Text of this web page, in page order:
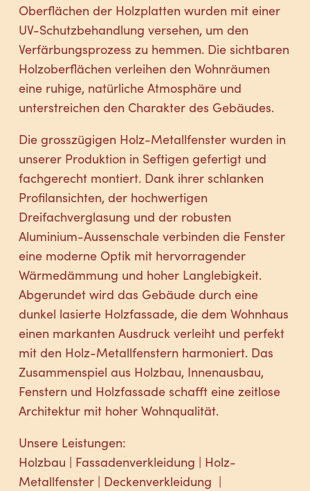
Oberflächen der Holzplatten wurden mit einer
UV-Schutzbehandlung versehen, um den
Verfärbungsprozess zu hemmen. Die sichtbaren
Holzoberflächen verleihen den Wohnräumen
eine ruhige, natürliche Atmosphäre und
unterstreichen den Charakter des Gebäudes.
Die grosszügigen Holz-Metallfenster wurden in
unserer Produktion in Seftigen gefertigt und
fachgerecht montiert. Dank ihrer schlanken
Profilansichten, der hochwertigen
Dreifachverglasung und der robusten
Aluminium-Aussenschale verbinden die Fenster
eine moderne Optik mit hervorragender
Wärmedämmung und hoher Langlebigkeit.
Abgerundet wird das Gebäude durch eine
dunkel lasierte Holzfassade, die dem Wohnhaus
einen markanten Ausdruck verleiht und perfekt
mit den Holz-Metallfenstern harmoniert. Das
Zusammenspiel aus Holzbau, Innenausbau,
Fenstern und Holzfassade schafft eine zeitlose
Architektur mit hoher Wohnqualität.
Unsere Leistungen:
Holzbau | Fassadenverkleidung | Holz-
Metallfenster | Deckenverkleidung |